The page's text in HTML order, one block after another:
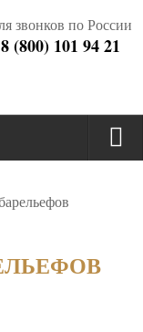
звонков по России
8 (800) 101 94 21